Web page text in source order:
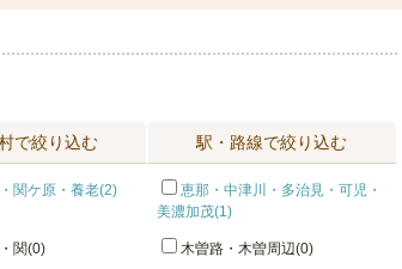
で絞り込む 駅・路線で絞り込む
関ケ原・養老(2)
恵那・中津川・多治見・可児・
美濃加茂(1)
関(0) 木曽路・木曽周辺(0)